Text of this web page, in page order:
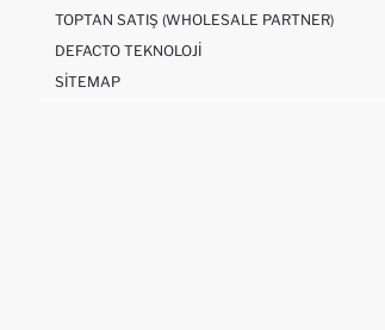
TOPTAN SATIŞ (WHOLESALE PARTNER)
DEFACTO TEKNOLOJI
SITEMAP